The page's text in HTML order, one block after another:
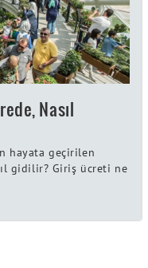
Nasıl
hayata geçirilen
gidilir? Giriş ücreti ne